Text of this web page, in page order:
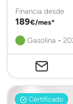
Financia desde
189€/mes*
Gasolina •
Certificado